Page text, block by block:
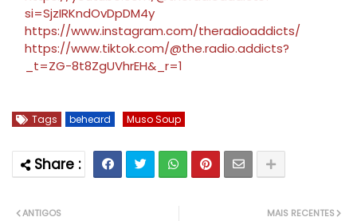
si=SjzIRKndOvDpDM4y
https://www.instagram.com/theradioaddicts/
https://www.tiktok.com/@the.radio.addicts?
_t=ZG-8t8ZgUVhrEH&_r=1
Tags beheard Muso Soup
MAIS RECENTES
ANTIGOS